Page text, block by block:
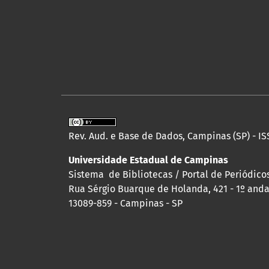
Rev. Aud. e Base de Dados, Campinas (SP) -
Universidade Estadual de Campinas
Sistema de Bibliotecas / Portal de
Rua Sérgio Buarque de Holanda, 421 - 1º
13089-859 - Campinas - SP